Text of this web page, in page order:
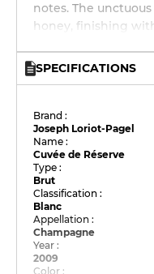
notes. The
honey, finishing
SPECIFICATIONS
Brand :
Joseph Loriot-Pagel
Name :
Cuvée de Réserve
Type :
Brut
Classification :
Blanc
Appellation :
Champagne
Year :
2009
Color :